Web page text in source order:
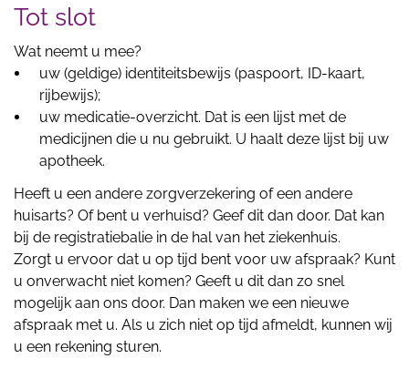
Tot slot
Wat neemt u mee?
uw (geldige) identiteitsbewijs (paspoort, ID-kaart,
rijbewijs);
uw medicatie-overzicht. Dat is een lijst met de
medicijnen die u nu gebruikt. U haalt deze lijst bij uw
apotheek.
Heeft u een andere zorgverzekering of een andere
huisarts? Of bent u verhuisd? Geef dit dan door. Dat kan
bij de registratiebalie in de hal van het ziekenhuis.
Zorgt u ervoor dat u op tijd bent voor uw afspraak? Kunt
u onverwacht niet komen? Geeft u dit dan zo snel
mogelijk aan ons door. Dan maken we een nieuwe
afspraak met u. Als u zich niet op tijd afmeldt, kunnen wij
u een rekening sturen.